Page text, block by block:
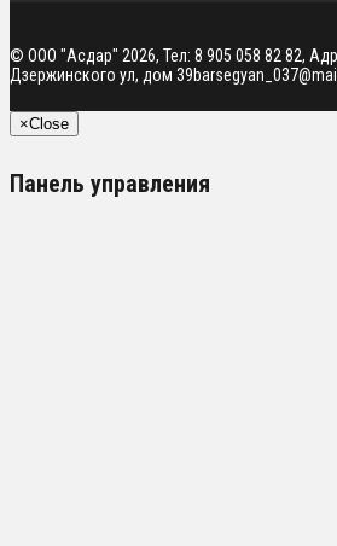
© ООО "Асдар" 2026, Тел: 8 905 058 82 82,
Дзержинского ул, дом 39
×Close
Панель управления